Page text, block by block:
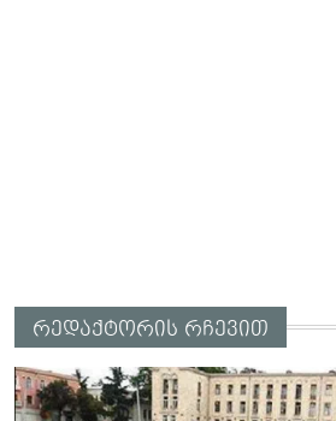
რედაქტორის რჩევით